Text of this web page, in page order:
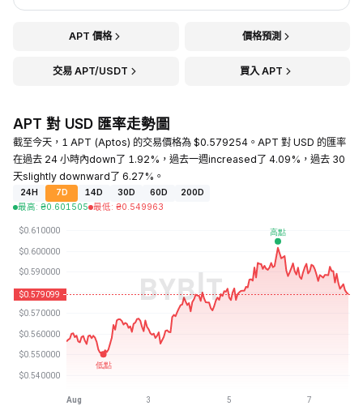
APT 價格 價格預測
交易 APT/USDT 買入 APT
APT 對 USD 匯率走勢圖
截至今天，1 APT (Aptos) 的交易價格為 $0.579254。APT 對 USD 的匯率
在過去 24 小時內down了 1.92%，過去一週increased了 4.09%，過去 30
天slightly downward了 6.27%。
24H 7D 14D 30D 60D
200D
最高: ₴0.601505 最低: ₴0.549963
最近更新時間：2026-08-07 22:59 (GMT+0)
₴0.545459